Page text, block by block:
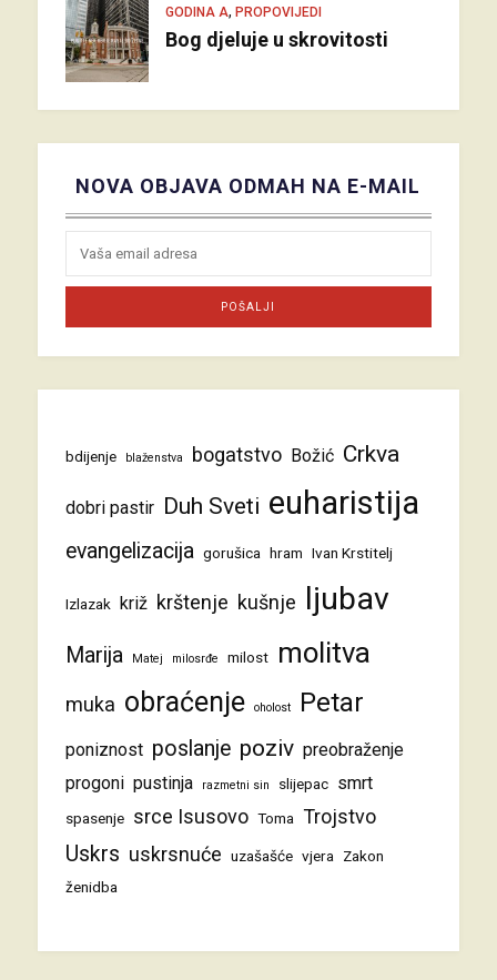
GODINA A, PROPOVIJEDI
Bog djeluje u skrovitosti
NOVA OBJAVA ODMAH NA E-MAIL
bdijenje blaženstva bogatstvo Božić Crkva
dobri pastir Duh Sveti euharistija
evangelizacija gorušica hram Ivan Krstitelj
Izlazak križ krštenje kušnje ljubav
Marija Matej milosrđe milost molitva
muka obraćenje oholost Petar
poniznost poslanje poziv preobraženje
progoni pustinja razmetni sin slijepac smrt
spasenje srce Isusovo Toma Trojstvo
Uskrs uskrsnuće uzašašće vjera
Zakon
ženidba